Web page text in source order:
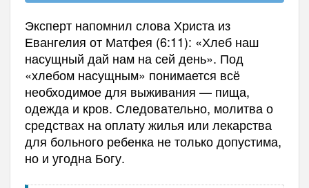
Эксперт напомнил слова Христа из
Евангелия от Матфея (6:11): «Хлеб наш
насущный дай нам на сей день». Под
«хлебом насущным» понимается всё
необходимое для выживания — пища,
одежда и кров. Следовательно, молитва о
средствах на оплату жилья или лекарства
для больного ребенка не только допустима,
но и угодна Богу.